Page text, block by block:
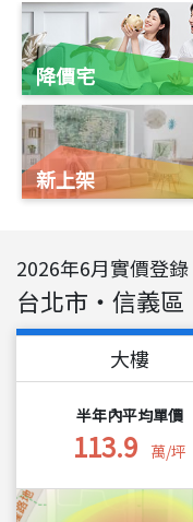
降價宅
新上架
2026年6月實價登錄
台北市 ・ 信義區
大樓
半年內平均單價
113.9 萬/坪